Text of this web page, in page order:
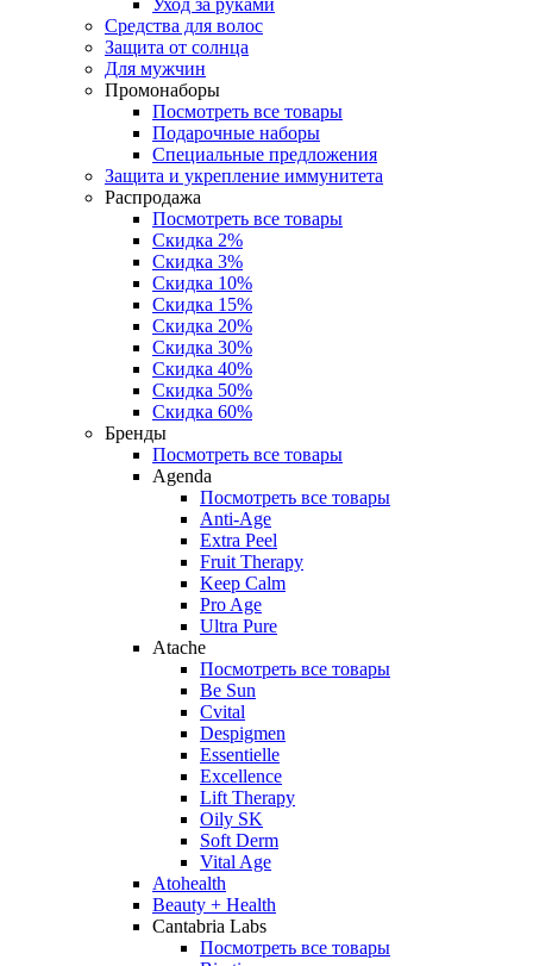
Уход за руками
Средства для волос
Защита от солнца
Для мужчин
Промонаборы
Посмотреть все товары
Подарочные наборы
Специальные предложения
Защита и укрепление иммунитета
Распродажа
Посмотреть все товары
Скидка 2%
Скидка 3%
Скидка 10%
Скидка 15%
Скидка 20%
Скидка 30%
Скидка 40%
Скидка 50%
Скидка 60%
Бренды
Посмотреть все товары
Agenda
Посмотреть все товары
Anti‑Age
Extra Peel
Fruit Therapy
Keep Calm
Pro Age
Ultra Pure
Atache
Посмотреть все товары
Be Sun
Cvital
Despigmen
Essentielle
Excellence
Lift Therapy
Oily SK
Soft Derm
Vital Age
Atohealth
Beauty + Health
Cantabria Labs
Посмотреть все товары